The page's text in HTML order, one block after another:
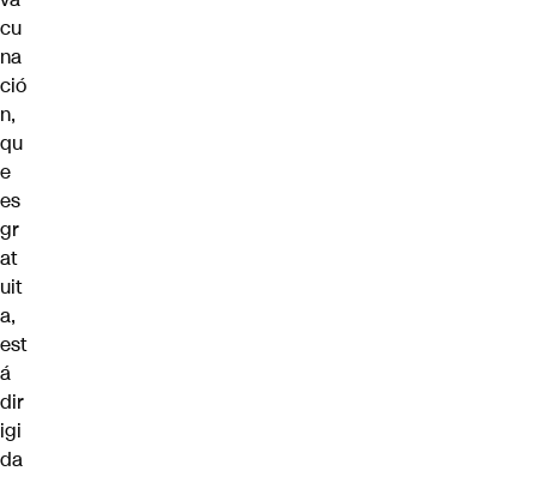
cu
na
ció
n,
qu
e
es
gr
at
uit
a,
est
á
dir
igi
da